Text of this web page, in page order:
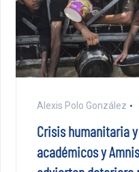
Alexis Polo González
Crisis humanitaria
académicos y